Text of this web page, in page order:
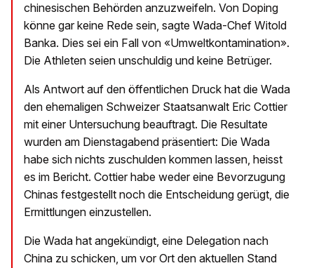
chinesischen Behörden anzuzweifeln. Von Doping
könne gar keine Rede sein, sagte Wada-Chef Witold
Banka. Dies sei ein Fall von «Umweltkontamination».
Die Athleten seien unschuldig und keine Betrüger.
Als Antwort auf den öffentlichen Druck hat die Wada
den ehemaligen Schweizer Staatsanwalt Eric Cottier
mit einer Untersuchung beauftragt. Die Resultate
wurden am Dienstagabend präsentiert: Die Wada
habe sich nichts zuschulden kommen lassen, heisst
es im Bericht. Cottier habe weder eine Bevorzugung
Chinas festgestellt noch die Entscheidung gerügt, die
Ermittlungen einzustellen.
Die Wada hat angekündigt, eine Delegation nach
China zu schicken, um vor Ort den aktuellen Stand